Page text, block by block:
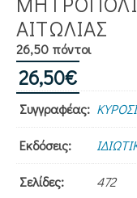
ΑΙΤΩΛΙΑΣ
26,50 πόντοι
26,50€
Συγγραφέας:
Εκδόσεις:
Σελίδες: 472